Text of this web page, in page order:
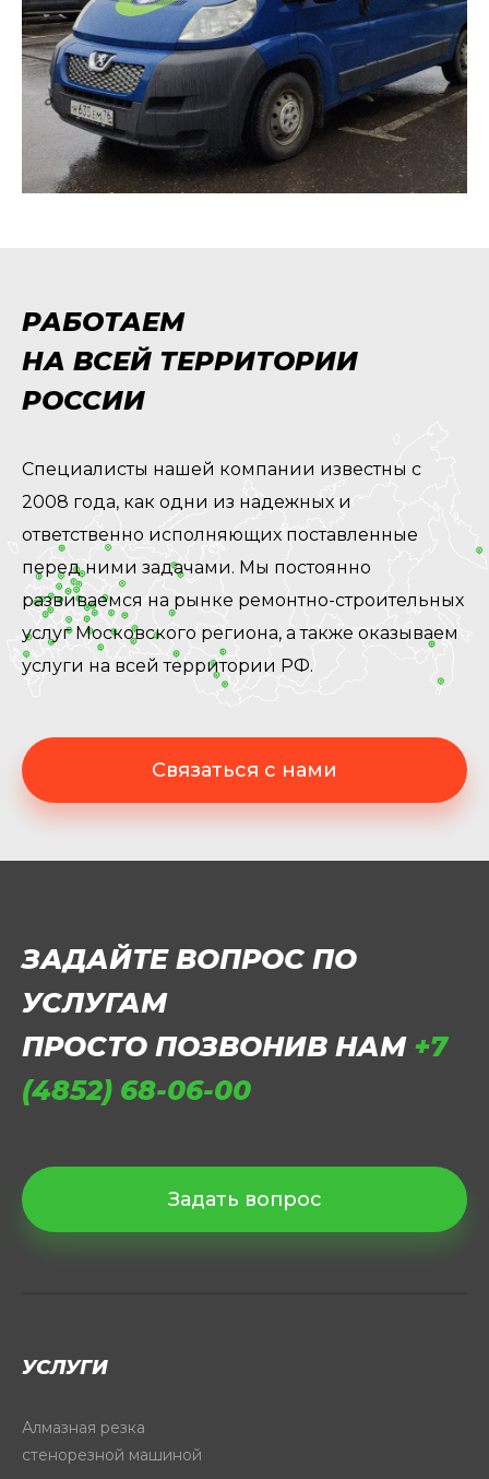
РАБОТАЕМ
НА ВСЕЙ ТЕРРИТОРИИ
РОССИИ
Специалисты нашей компании известны с
2008 года, как одни из надежных и
ответственно исполняющих поставленные
перед ними задачами. Мы постоянно
развиваемся на рынке ремонтно-строительных
услуг Московского региона, а также оказываем
услуги на всей территории РФ.
Связаться с нами
ЗАДАЙТЕ ВОПРОС ПО
УСЛУГАМ
ПРОСТО ПОЗВОНИВ НАМ +7
(4852) 68-06-00
Задать вопрос
УСЛУГИ
Алмазная резка
стенорезной машиной